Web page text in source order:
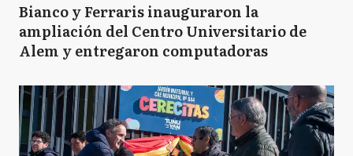
Bianco y Ferraris inauguraron la
ampliación del Centro Universitario de
Alem y entregaron computadoras